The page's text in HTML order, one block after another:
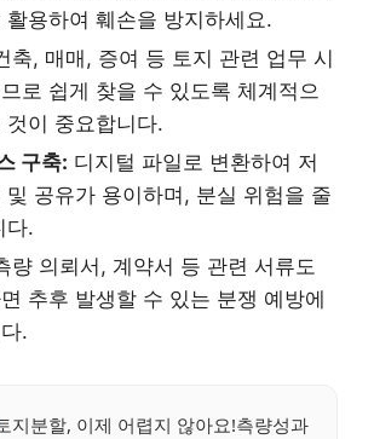
활용하여 훼손을 방지하세요.
축, 매매, 증여 등 토지 관련 업무 시
로 쉽게 찾을 수 있도록 체계적으
것이 중요합니다.
구축: 디지털 파일로 변환하여 저
및 공유가 용이하며, 분실 위험을 줄
다.
량 의뢰서, 계약서 등 관련 서류도
추후 발생할 수 있는 분쟁 예방에
.
지분할, 이제 어렵지 않아요!측량성과